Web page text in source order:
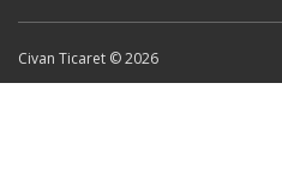
Civan Ticaret © 2026